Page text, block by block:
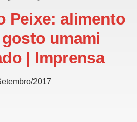
Peixe: alimento
umami
| Imprensa
2017